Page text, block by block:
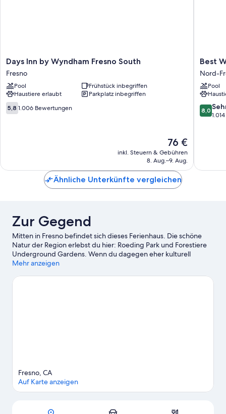
Days
Inn
by
Wyndham
Fresno
South
Fresno
Days Inn by Wyndham Fresno South
Fresno
Pool
Frühstück inbegriffen
Haustiere erlaubt
Parkplatz inbegriffen
5.8
von
5,8 1.006 Bewertungen
Der
Preis
beträgt
76 €
inkl. Steuern & Gebühren
8. Aug.–9. Aug.
Best
Western
Village
Inn
Nord-
Fresno
Best
Nord-
Pool
8.0
von
8,0
Ähnliche Unterkünfte vergleichen
Zur Gegend
Mitten in Fresno befindet sich dieses Ferienhaus. Die schöne
Natur der Region erlebst du hier: Roeding Park und Forestiere
Underground Gardens. Wenn du dagegen eher kulturell
interessiert bist, ist Folgendes empfehlenswert: 2nd Space
Abend? Hier erwartet dich ein tolles Programm: Granite Park
Mehr anzeigen
Karte
Fresno, CA
Auf Karte anzeigen